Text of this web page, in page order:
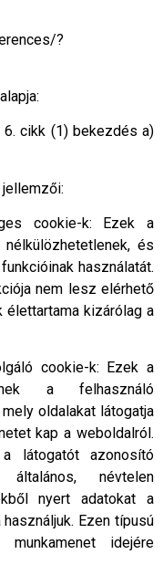
?
cikk (1) bekezdés a)
cookie-k: Ezek a
és
használatát.
nem lesz elérhető
élettartama kizárólag a
cookie-k: Ezek a
a felhasználó
oldalakat látogatja
kap a weboldalról.
látogatót azonosító
névtelen
nyert adatokat a
Ezen típusú
idejére